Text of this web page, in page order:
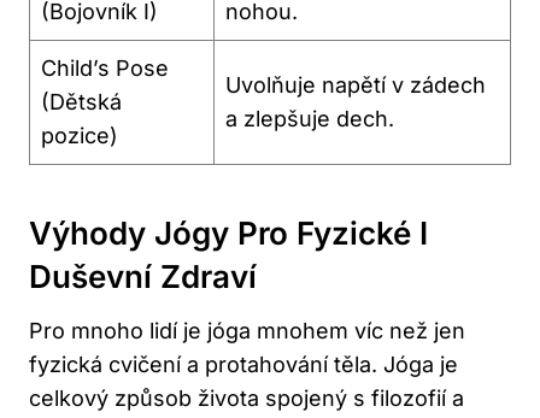
(Bojovník I) nohou.
Child’s Pose
(Dětská
pozice)
Uvolňuje napětí v zádech
a zlepšuje dech.
Výhody Jógy Pro Fyzické I
Duševní Zdraví
Pro mnoho lidí je jóga mnohem víc než jen
fyzická cvičení a protahování těla. Jóga je
celkový způsob života spojený s filozofií a